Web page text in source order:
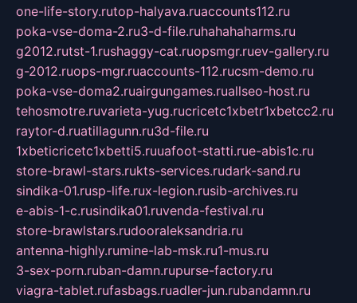
one-life-story.rutop-halyava.ruaccounts112.ru
poka-vse-doma-2.ru3-d-file.ruhahahaharms.ru
g2012.rutst-1.rushaggy-cat.ruopsmgr.ruev-gallery.ru
g-2012.ruops-mgr.ruaccounts-112.rucsm-demo.ru
poka-vse-doma2.ruairgungames.ruallseo-host.ru
tehosmotre.ruvarieta-yug.rucricetc1xbetr1xbetcc2.ru
raytor-d.ruatillagunn.ru3d-file.ru
1xbeticricetc1xbetti5.ruuafoot-statti.rue-abis1c.ru
store-brawl-stars.rukts-services.rudark-sand.ru
sindika-01.rusp-life.rux-legion.rusib-archives.ru
e-abis-1-c.rusindika01.ruvenda-festival.ru
store-brawlstars.rudooraleksandria.ru
antenna-highly.rumine-lab-msk.ru1-mus.ru
3-sex-porn.ruban-damn.rupurse-factory.ru
viagra-tablet.rufasbags.ruadler-jun.rubandamn.ru